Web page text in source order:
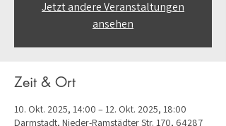
Jetzt andere Veranstaltungen
ansehen
Zeit & Ort
10. Okt. 2025, 14:00 – 12. Okt. 2025, 18:00
Darmstadt, Nieder-Ramstädter Str. 170, 64287